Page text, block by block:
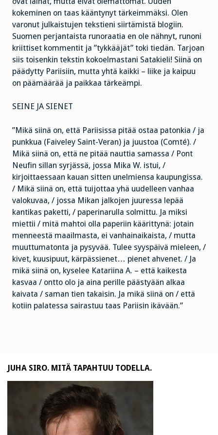
kokeminen on taas kääntynyt tärkeimmäksi. Olen
varonut julkaistujen tekstieni siirtämistä blogiin.
Suomen perjantaista runoraatia en ole nähnyt, runoni
kriittiset kommentit ja ”tykkääjät” toki tiedän. Tarjoan
siis toisenkin tekstin kokoelmastani Satakieli! Siinä on
päädytty Pariisiin, mutta yhtä kaikki – liike ja kaipuu
on päämäärää ja paikkaa tärkeämpi.
SEINE JA SIENET
”Mikä siinä on, että Pariisissa pitää ostaa patonkia / ja
punkkua (Faiveley Saint-Veran) ja juustoa (Comté). /
Mikä siinä on, että ne pitää nauttia samassa / Pont
Neufin sillan syrjässä, jossa Mika W. istui, /
kirjoittaessaan kauan sitten unelmiensa kaupungissa.
/ Mikä siinä on, että tuijottaa yhä uudelleen vanhaa
valokuvaa, / jossa Mikan jalkojen juuressa lepää
kantikas paketti, / paperinarulla solmittu. Ja miksi
miettii / mitä mahtoi olla paperiin käärittynä: jotain
menneestä maailmasta, ei vanhainaikaista, / mutta
muuttumatonta ja pysyvää. Tulee syyspäivä mieleen, /
kivet, kuusipuut, kärpässienet… pienet ahvenet. / Ja
mikä siinä on, kyselee Katariina A. – että kaikesta
kasvaa / ontto olo ja aina perille päästyään alkaa
kaivata / saman tien takaisin. Ja mikä siinä on / että
kotiin palatessa sairastuu taas Pariisin ikävään.”
JUHA SIRO. MITÄ TAPAHTUU TODELLA.